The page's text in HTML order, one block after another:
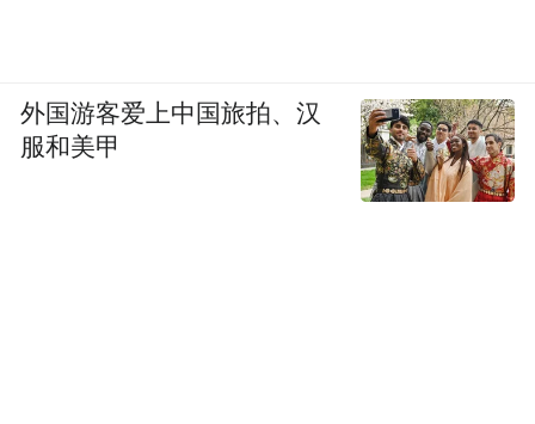
外国游客爱上中国旅拍、汉
服和美甲